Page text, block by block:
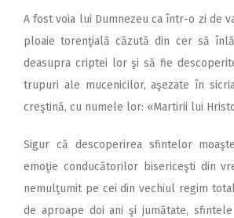
A fost voia lui Dumnezeu ca într-o zi de
ploaie torenţială căzută din cer să
deasupra criptei lor şi să fie
trupuri ale mucenicilor, aşezate în
creştină, cu numele lor: «Martirii lui
Sigur că descoperirea sfintelor
emoţie conducătorilor bisericeşti din
nemulţumit pe cei din vechiul regim
de aproape doi ani şi jumătate,